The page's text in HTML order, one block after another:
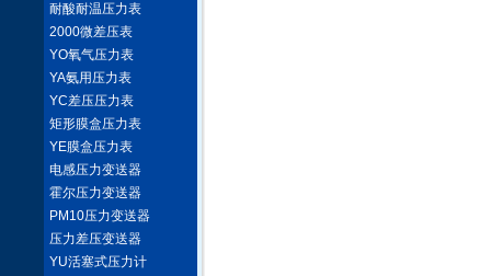
耐酸耐温压力表
2000微差压表
YO氧气压力表
YA氨用压力表
YC差压压力表
矩形膜盒压力表
YE膜盒压力表
电感压力变送器
霍尔压力变送器
PM10压力变送器
压力差压变送器
YU活塞式压力计